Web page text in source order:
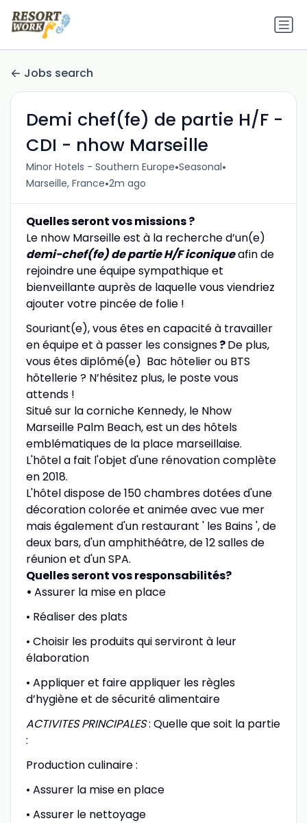
Jobs search
Demi chef(fe) de partie H/F -
CDI - nhow Marseille
Minor Hotels - Southern Europe•Seasonal•
Marseille, France•2m ago
Quelles seront vos missions ?
Le nhow Marseille est à la recherche d’un(e)
demi-chef(fe) de partie H/F iconiqueafin de
rejoindre une équipe sympathique et
bienveillante auprès de laquelle vous viendriez
ajouter votre pincée de folie !
Souriant(e), vous êtes en capacité à travailler
en équipe et à passer les consignes?De plus,
vous êtes diplômé(e) Bac hôtelier ou BTS
hôtellerie ? N’hésitez plus, le poste vous
attends !
Situé sur la corniche Kennedy, le Nhow
Marseille Palm Beach, est un des hôtels
emblématiques de la place marseillaise.
L'hôtel a fait l'objet d'une rénovation complète
en 2018.
L'hôtel dispose de 150 chambres dotées d'une
décoration colorée et animée avec vue mer
mais également d'un restaurant ' les Bains ', de
deux bars, d'un amphithéâtre, de 12 salles de
réunion et d'un SPA.
Quelles seront vos responsabilités?
• Assurer la mise en place
• Réaliser des plats
• Choisir les produits qui serviront à leur
élaboration
• Appliquer et faire appliquer les règles
d’hygiène et de sécurité alimentaire
ACTIVITES PRINCIPALES: Quelle que soit la partie
:
Production culinaire :
• Assurer la mise en place
• Assurer le nettoyage